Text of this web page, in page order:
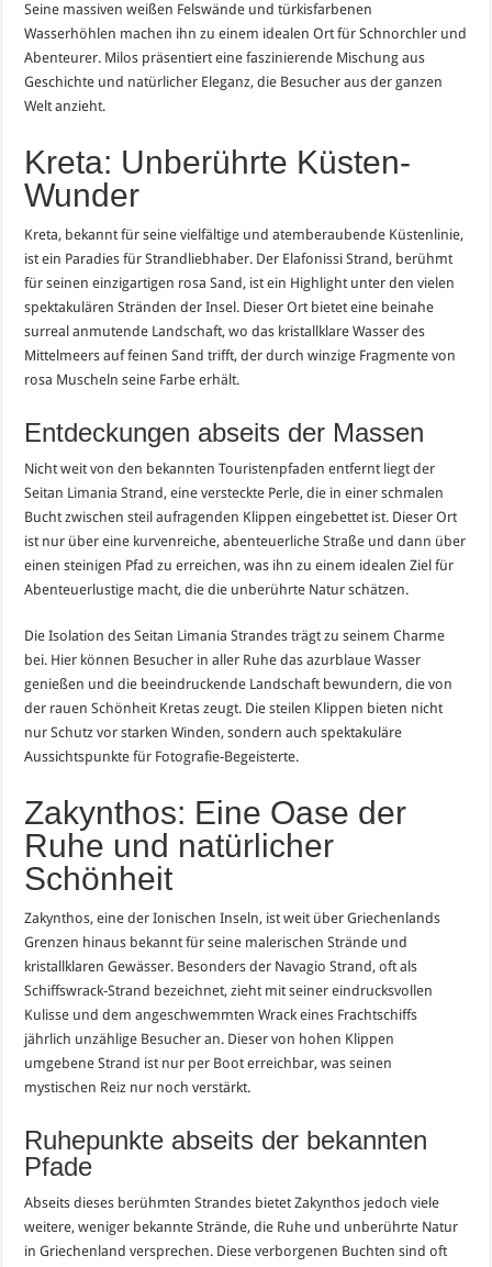
Seine massiven weißen Felswände und türkisfarbenen
Wasserhöhlen machen ihn zu einem idealen Ort für Schnorchler und
Abenteurer. Milos präsentiert eine faszinierende Mischung aus
Geschichte und natürlicher Eleganz, die Besucher aus der ganzen
Welt anzieht.
Kreta: Unberührte Küsten-
Wunder
Kreta, bekannt für seine vielfältige und atemberaubende Küstenlinie,
ist ein Paradies für Strandliebhaber. Der Elafonissi Strand, berühmt
für seinen einzigartigen rosa Sand, ist ein Highlight unter den vielen
spektakulären Stränden der Insel. Dieser Ort bietet eine beinahe
surreal anmutende Landschaft, wo das kristallklare Wasser des
Mittelmeers auf feinen Sand trifft, der durch winzige Fragmente von
rosa Muscheln seine Farbe erhält.
Entdeckungen abseits der Massen
Nicht weit von den bekannten Touristenpfaden entfernt liegt der
Seitan Limania Strand, eine versteckte Perle, die in einer schmalen
Bucht zwischen steil aufragenden Klippen eingebettet ist. Dieser Ort
ist nur über eine kurvenreiche, abenteuerliche Straße und dann über
einen steinigen Pfad zu erreichen, was ihn zu einem idealen Ziel für
Abenteuerlustige macht, die die unberührte Natur schätzen.
Die Isolation des Seitan Limania Strandes trägt zu seinem Charme
bei. Hier können Besucher in aller Ruhe das azurblaue Wasser
genießen und die beeindruckende Landschaft bewundern, die von
der rauen Schönheit Kretas zeugt. Die steilen Klippen bieten nicht
nur Schutz vor starken Winden, sondern auch spektakuläre
Aussichtspunkte für Fotografie-Begeisterte.
Zakynthos: Eine Oase der
Ruhe und natürlicher
Schönheit
Zakynthos, eine der Ionischen Inseln, ist weit über Griechenlands
Grenzen hinaus bekannt für seine malerischen Strände und
kristallklaren Gewässer. Besonders der Navagio Strand, oft als
Schiffswrack-Strand bezeichnet, zieht mit seiner eindrucksvollen
Kulisse und dem angeschwemmten Wrack eines Frachtschiffs
jährlich unzählige Besucher an. Dieser von hohen Klippen
umgebene Strand ist nur per Boot erreichbar, was seinen
mystischen Reiz nur noch verstärkt.
Ruhepunkte abseits der bekannten
Pfade
Abseits dieses berühmten Strandes bietet Zakynthos jedoch viele
weitere, weniger bekannte Strände, die Ruhe und unberührte Natur
in Griechenland versprechen. Diese verborgenen Buchten sind oft